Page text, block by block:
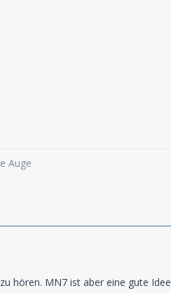
Auge
hören. MN7 ist aber eine gute